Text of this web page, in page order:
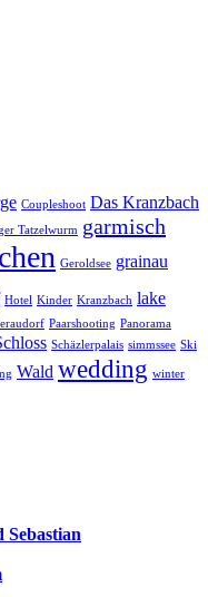
Coupleshoot Das Kranzbach
Tatzelwurm garmisch
Geroldsee grainau
Hotel Kinder Kranzbach lake
Paarshooting Panorama
Schäzlerpalais simmssee Ski
Wald wedding winter
Sebastian